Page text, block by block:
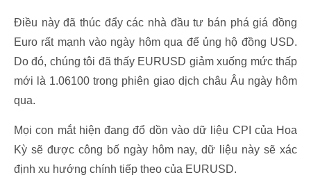
Điều này đã thúc đẩy các nhà đầu tư bán phá giá đồng
Euro rất mạnh vào ngày hôm qua để ủng hộ đồng USD.
Do đó, chúng tôi đã thấy EURUSD giảm xuống mức thấp
mới là 1.06100 trong phiên giao dịch châu Âu ngày hôm
qua.
Mọi con mắt hiện đang đổ dồn vào dữ liệu CPI của Hoa
Kỳ sẽ được công bố ngày hôm nay, dữ liệu này sẽ xác
định xu hướng chính tiếp theo của EURUSD.